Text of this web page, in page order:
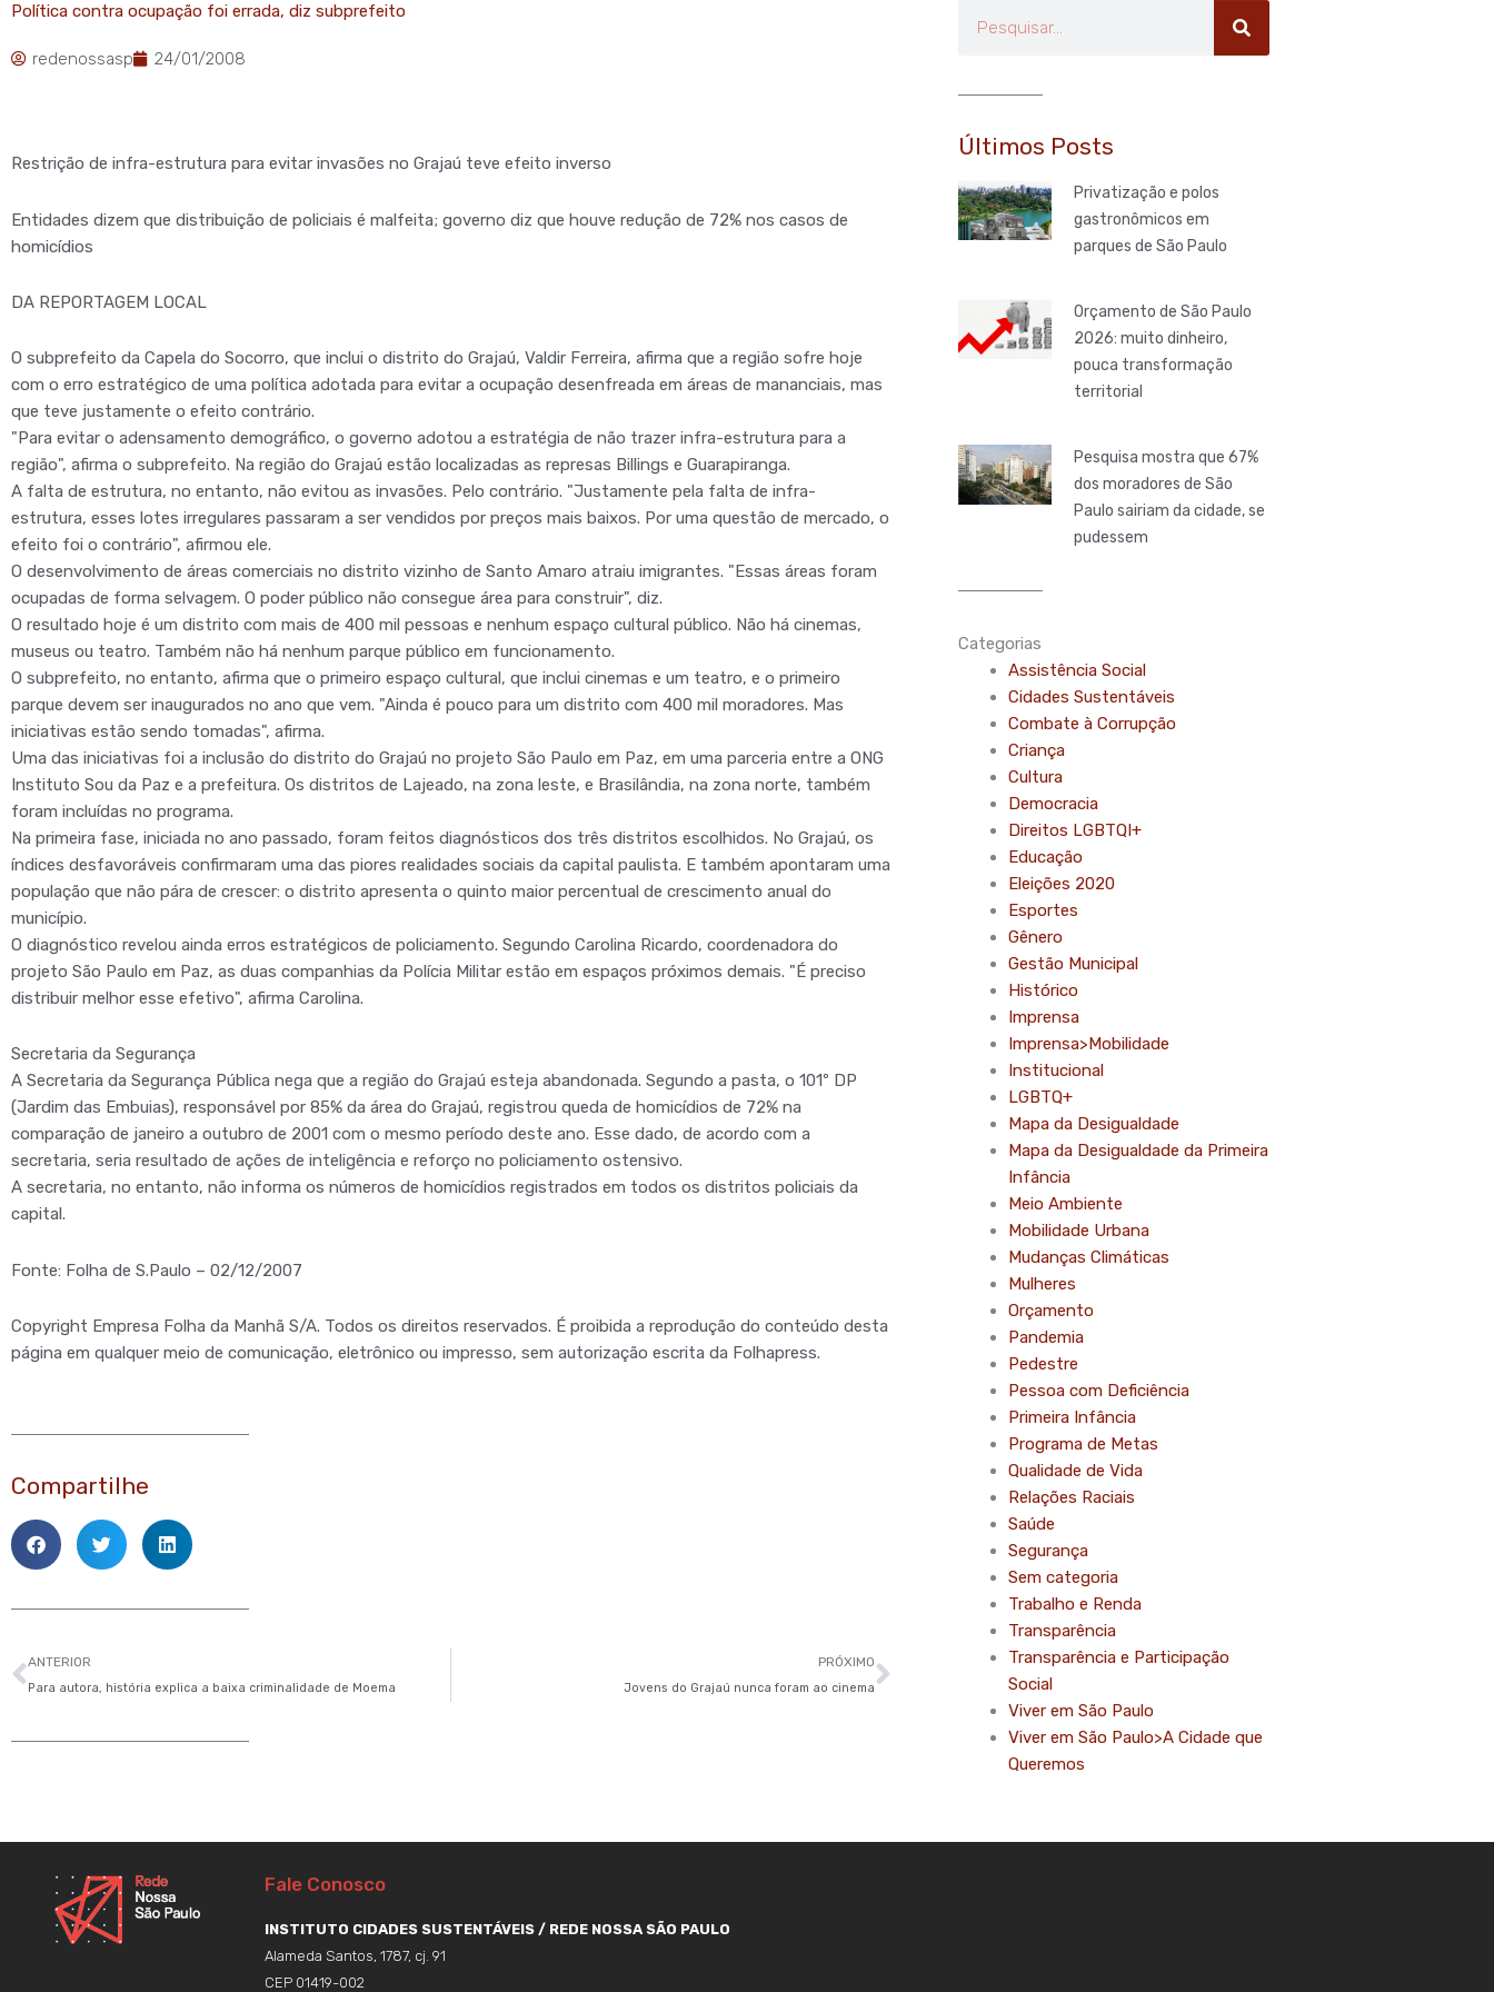
Política contra ocupação foi errada, diz subprefeito
redenossasp 24/01/2008
Restrição de infra-estrutura para evitar invasões no Grajaú teve efeito inverso
Entidades dizem que distribuição de policiais é malfeita; governo diz que houve redução de 72% nos casos de
homicídios
DA REPORTAGEM LOCAL
O subprefeito da Capela do Socorro, que inclui o distrito do Grajaú, Valdir Ferreira, afirma que a região sofre hoje
com o erro estratégico de uma política adotada para evitar a ocupação desenfreada em áreas de mananciais, mas
que teve justamente o efeito contrário.
"Para evitar o adensamento demográfico, o governo adotou a estratégia de não trazer infra-estrutura para a
região", afirma o subprefeito. Na região do Grajaú estão localizadas as represas Billings e Guarapiranga.
A falta de estrutura, no entanto, não evitou as invasões. Pelo contrário. "Justamente pela falta de infra-
estrutura, esses lotes irregulares passaram a ser vendidos por preços mais baixos. Por uma questão de mercado, o
efeito foi o contrário", afirmou ele.
O desenvolvimento de áreas comerciais no distrito vizinho de Santo Amaro atraiu imigrantes. "Essas áreas foram
ocupadas de forma selvagem. O poder público não consegue área para construir", diz.
O resultado hoje é um distrito com mais de 400 mil pessoas e nenhum espaço cultural público. Não há cinemas,
museus ou teatro. Também não há nenhum parque público em funcionamento.
O subprefeito, no entanto, afirma que o primeiro espaço cultural, que inclui cinemas e um teatro, e o primeiro
parque devem ser inaugurados no ano que vem. "Ainda é pouco para um distrito com 400 mil moradores. Mas
iniciativas estão sendo tomadas", afirma.
Uma das iniciativas foi a inclusão do distrito do Grajaú no projeto São Paulo em Paz, em uma parceria entre a ONG
Instituto Sou da Paz e a prefeitura. Os distritos de Lajeado, na zona leste, e Brasilândia, na zona norte, também
foram incluídas no programa.
Na primeira fase, iniciada no ano passado, foram feitos diagnósticos dos três distritos escolhidos. No Grajaú, os
índices desfavoráveis confirmaram uma das piores realidades sociais da capital paulista. E também apontaram uma
população que não pára de crescer: o distrito apresenta o quinto maior percentual de crescimento anual do
município.
O diagnóstico revelou ainda erros estratégicos de policiamento. Segundo Carolina Ricardo, coordenadora do
projeto São Paulo em Paz, as duas companhias da Polícia Militar estão em espaços próximos demais. "É preciso
distribuir melhor esse efetivo", afirma Carolina.
Secretaria da Segurança
A Secretaria da Segurança Pública nega que a região do Grajaú esteja abandonada. Segundo a pasta, o 101º DP
(Jardim das Embuias), responsável por 85% da área do Grajaú, registrou queda de homicídios de 72% na
comparação de janeiro a outubro de 2001 com o mesmo período deste ano. Esse dado, de acordo com a
secretaria, seria resultado de ações de inteligência e reforço no policiamento ostensivo.
A secretaria, no entanto, não informa os números de homicídios registrados em todos os distritos policiais da
capital.
Fonte: Folha de S.Paulo – 02/12/2007
Copyright Empresa Folha da Manhã S/A. Todos os direitos reservados. É proibida a reprodução do conteúdo desta
página em qualquer meio de comunicação, eletrônico ou impresso, sem autorização escrita da Folhapress.
Compartilhe
Anterior
ANTERIOR
Para autora, história explica a baixa criminalidade de Moema
PRÓXIMO
Jovens do Grajaú nunca foram ao cinema
Próximo
Últimos Posts
Privatização e polos
gastronômicos em
parques de São Paulo
Orçamento de São Paulo
2026: muito dinheiro,
pouca transformação
territorial
Pesquisa mostra que 67%
dos moradores de São
Paulo sairiam da cidade, se
pudessem
Categorias
Assistência Social
Cidades Sustentáveis
Combate à Corrupção
Criança
Cultura
Democracia
Direitos LGBTQI+
Educação
Eleições 2020
Esportes
Gênero
Gestão Municipal
Histórico
Imprensa
Imprensa>Mobilidade
Institucional
LGBTQ+
Mapa da Desigualdade
Mapa da Desigualdade da Primeira
Infância
Meio Ambiente
Mobilidade Urbana
Mudanças Climáticas
Mulheres
Orçamento
Pandemia
Pedestre
Pessoa com Deficiência
Primeira Infância
Programa de Metas
Qualidade de Vida
Relações Raciais
Saúde
Segurança
Sem categoria
Trabalho e Renda
Transparência
Transparência e Participação
Social
Viver em São Paulo
Viver em São Paulo>A Cidade que
Queremos
Fale Conosco
INSTITUTO CIDADES SUSTENTÁVEIS / REDE NOSSA SÃO PAULO
Alameda Santos, 1787, cj. 91
CEP 01419-002